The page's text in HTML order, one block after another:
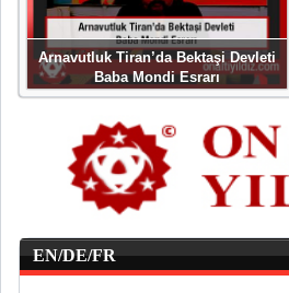
Arnavutluk Tiran’da Bektaşi Devleti
Baba Mondi Esrarı
EN/DE/FR